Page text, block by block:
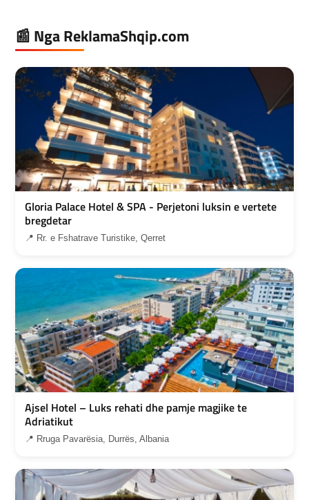
📰 Nga ReklamaShqip.com
Gloria Palace Hotel & SPA - Perjetoni luksin e vertete
bregdetar
📍 Rr. e Fshatrave Turistike, Qerret
Ajsel Hotel – Luks rehati dhe pamje magjike te
Adriatikut
📍 Rruga Pavarësia, Durrës, Albania